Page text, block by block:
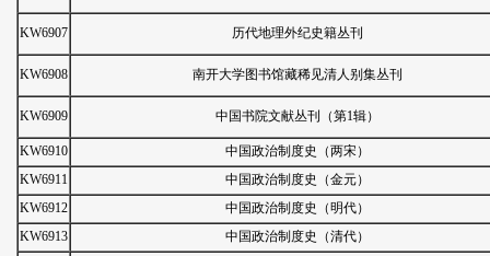
KW6907 历代地理外纪史籍丛刊
KW6908 南开大学图书馆藏稀见清人别集丛刊
KW6909 中国书院文献丛刊（第1辑）
KW6910
中国政治制度史（两宋）
KW6911
中国政治制度史（金元）
KW6912
中国政治制度史（明代）
KW6913
中国政治制度史（清代）